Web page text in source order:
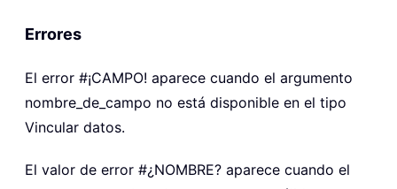
Errores
El error #¡CAMPO! aparece cuando el argumento
nombre_de_campo no está disponible en el tipo
Vincular datos.
El valor de error #¿NOMBRE? aparece cuando el